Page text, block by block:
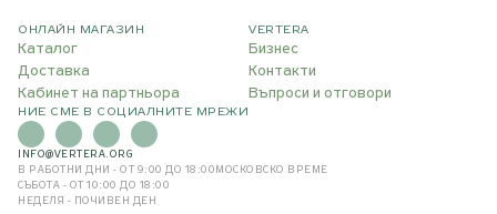
ОНЛАЙН МАГАЗИН
Каталог
Доставка
Кабинет на партньора
VERTERA
Бизнес
Контакти
Въпроси и отговори
НИЕ СМЕ В СОЦИАЛНИТЕ МРЕЖИ
INFO@VERTERA.ORG
В РАБОТНИ ДНИ - ОТ 9:00 ДО 18:00 МОСКОВСКО ВРЕМЕ
СЪБОТА - ОТ 10:00 ДО 18:00
НЕДЕЛЯ - ПОЧИВЕН ДЕН